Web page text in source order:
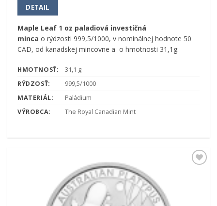
DETAIL
Maple Leaf 1 oz paladiová investičná
minca o rýdzosti 999,5/1000, v nominálnej hodnote 50
CAD, od kanadskej mincovne a o hmotnosti 31,1g.
HMOTNOSŤ:
31,1 g
RÝDZOSŤ:
999,5/1000
MATERIÁL:
Paládium
VÝROBCA:
The Royal Canadian Mint